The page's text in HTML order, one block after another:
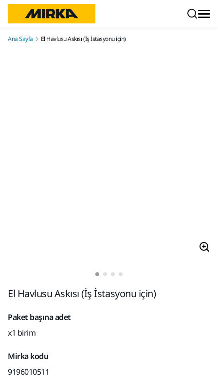
Ana Sayfa El Havlusu Askısı (İş İstasyonu için)
El Havlusu Askısı (İş İstasyonu için)
Paket başına adet
x1 birim
Mirka kodu
9196010511